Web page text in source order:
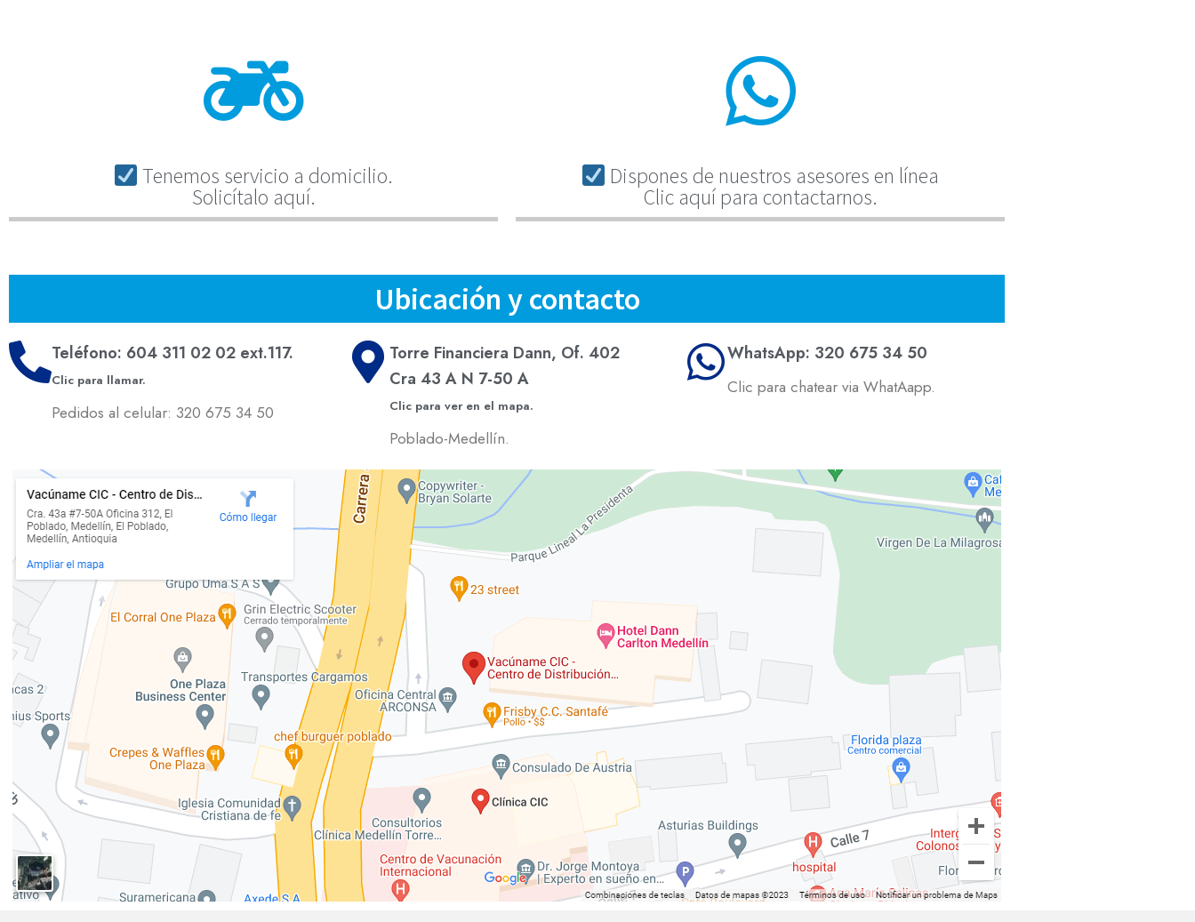
Tenemos servicio a domicilio.
Solicítalo aquí.
Dispones de nuestros asesores en línea
Clic aquí para contactarnos.
Ubicación y contacto
Teléfono: 604 311 02 02 ext.117.
Clic para llamar.
Pedidos al celular: 320 675 34 50
Torre Financiera Dann, Of. 402
Cra 43 A N 7-50 A
Clic para ver en el mapa.
Poblado-Medellín.
WhatsApp: 320 675 34 50
Clic para chatear via WhatAapp.